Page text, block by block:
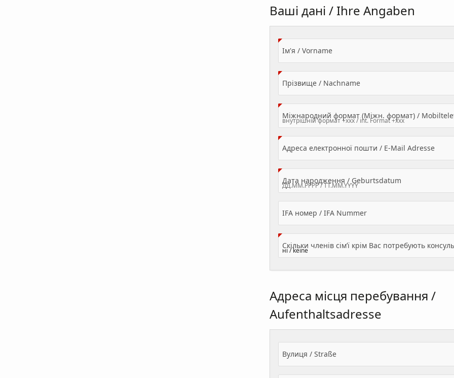
Ваші дані / Ihre Angaben
Ім'я / Vorname(Value Required)
Прізвище / Nachname(Value Required)
Міжнародний формат (Міжн. формат) /
Адреса електронної пошти / E-Mail Adresse
Дата народження / Geburtsdatum
IFA номер / IFA Nummer
Адреса місця перебування /
Aufenthaltsadresse
Вулиця / Straße